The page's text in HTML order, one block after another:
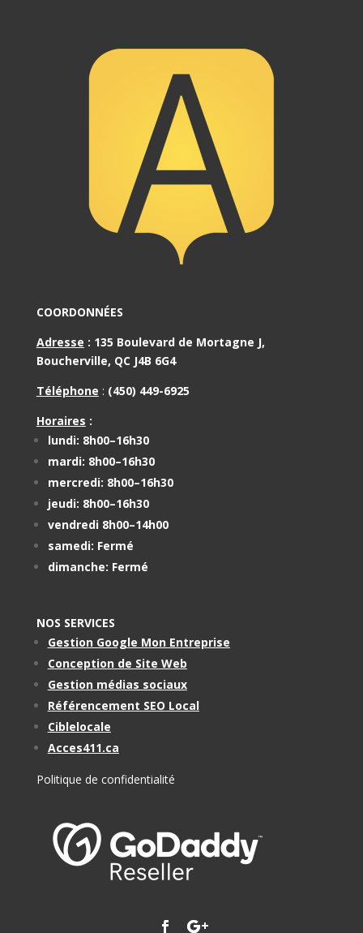
COORDONNÉES
Adresse : 135 Boulevard de Mortagne J,
Boucherville, QC J4B 6G4
Téléphone : (450) 449-6925
Horaires :
lundi: 8h00–16h30
mardi: 8h00–16h30
mercredi: 8h00–16h30
jeudi: 8h00–16h30
vendredi 8h00–14h00
samedi: Fermé
dimanche: Fermé
NOS SERVICES
Gestion Google Mon Entreprise
Conception de Site Web
Gestion médias sociaux
Référencement SEO Local
Ciblelocale
Acces411.ca
Politique de confidentialité